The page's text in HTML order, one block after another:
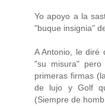
Yo apoyo a la
"buque insignia"
A Antonio, le diré
"su misura"
primeras firmas
de lujo y Golf
(Siempre de